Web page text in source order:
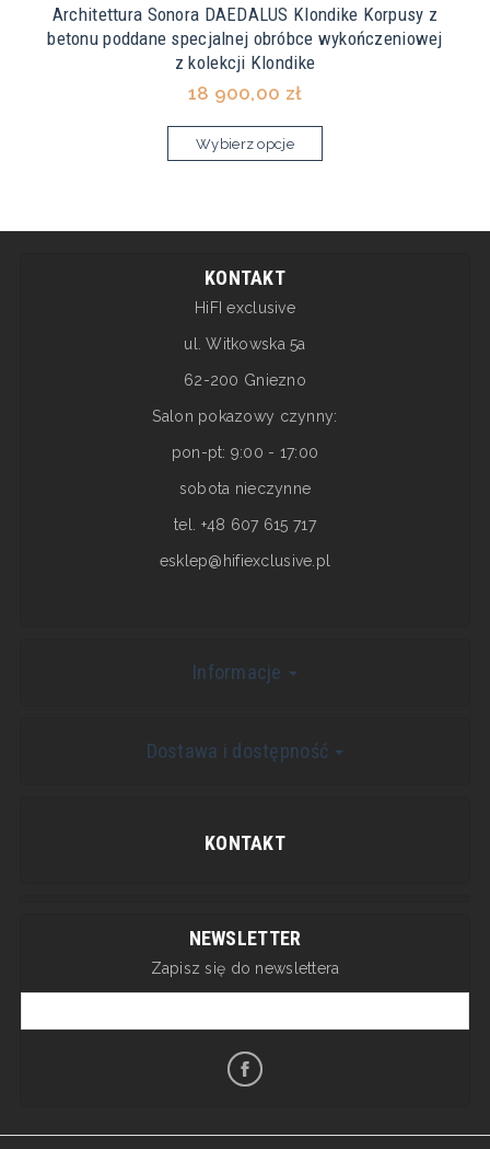
Architettura Sonora DAEDALUS Klondike Korpusy z
betonu poddane specjalnej obróbce wykończeniowej
z kolekcji Klondike
18 900,00 zł
Wybierz opcje
KONTAKT
HiFI exclusive
ul. Witkowska 5a
62-200 Gniezno
Salon pokazowy czynny:
pon-pt: 9:00 - 17:00
sobota nieczynne
tel. +48 607 615 717
esklep@hifiexclusive.pl
Informacje
Dostawa i dostępność
KONTAKT
NEWSLETTER
Zapisz się do newslettera